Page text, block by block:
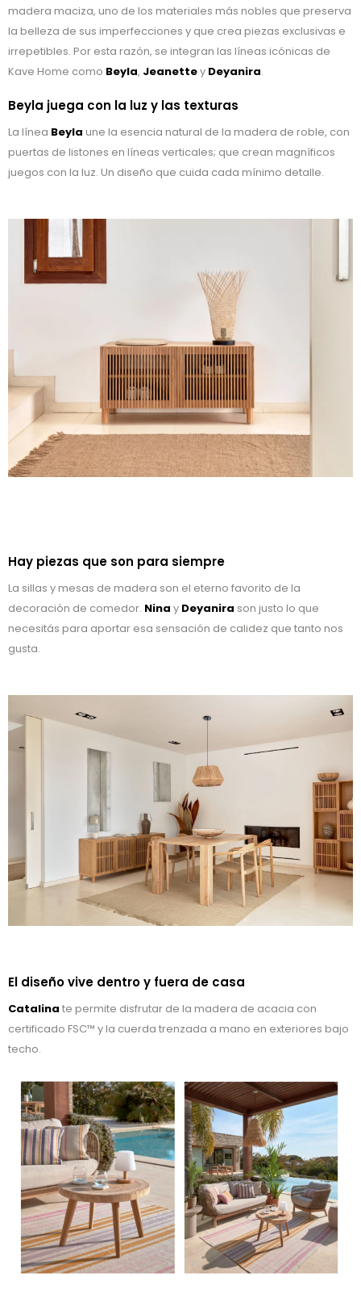
madera maciza, uno de los materiales más nobles que preserva
la belleza de sus imperfecciones y que crea piezas exclusivas e
irrepetibles. Por esta razón, se integran las líneas icónicas de
Kave Home como Beyla, Jeanettey Deyanira.
Beyla juega con la luz y las texturas
La línea Beyla une la esencia natural de la madera de roble, con
puertas de listones en líneas verticales; que crean magníficos
juegos con la luz. Un diseño que cuida cada mínimo detalle.
Hay piezas que son para siempre
La sillas y mesas de madera son el eterno favorito de la
decoración de comedor. Nina y Deyanira son justo lo que
necesitás para aportar esa sensación de calidez que tanto nos
gusta.
El diseño vive dentro y fuera de casa
Catalina te permite disfrutar de la madera de acacia con
certificado FSC™ y la cuerda trenzada a mano en exteriores bajo
techo.